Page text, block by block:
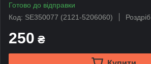
Готово до відправки
Код: SE350077 (2121-5206060)
Роздріб
250 ₴